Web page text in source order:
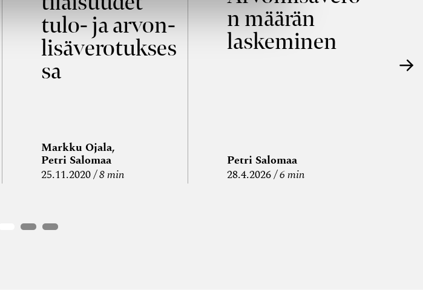
tulo- ja arvon­
lisäverotukses
sa
Markku Ojala,
Petri Salomaa
25.11.2020 8 min
n määrän
laskeminen
Petri Salomaa
28.4.2026 6 min